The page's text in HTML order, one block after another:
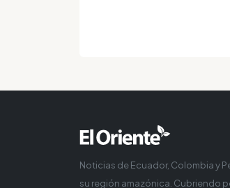
Noticias de Ecuador, Colombia y
su región amazónica. Cubriendo